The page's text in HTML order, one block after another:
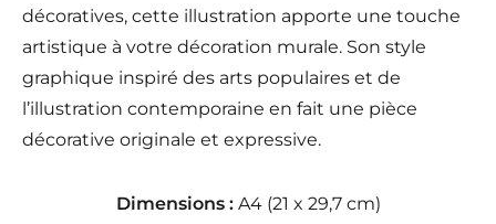
décoratives, cette illustration apporte une touche
artistique à votre décoration murale. Son style
graphique inspiré des arts populaires et de
l’illustration contemporaine en fait une pièce
décorative originale et expressive.
Dimensions :A4 (21 x 29,7 cm)